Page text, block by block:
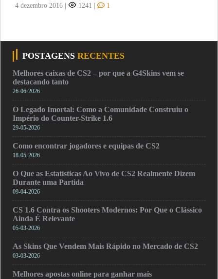
4 dezembro 2016 | 1241 | 1
POSTAGENS RECENTES
Melhores caixas de CS2 – por que a G4Skins vem se
destacando tanto
26-06-2026
O Legado Imortal: Como a Comunidade Construiu o
Império do Counter-Strike 1.6
29-05-2026
Como encontrar jogadores e equipas de CS2
18-05-2026
O Que as Estatísticas Ao Vivo de CS2 Realmente Dizem
Durante uma Partida
09-04-2026
CS 1.6 Contra os Shooters Modernos: Por Que o Clássico
Ainda É Relevante
05-03-2026
As Skins Que Vendem Mais Rápido no Mercado de CS2
03-03-2026
Melhores apostas online para ganhar mais